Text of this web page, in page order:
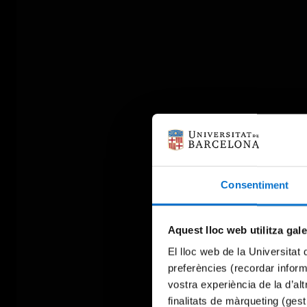
Consentiment
Aquest lloc web utilitza
El lloc web de la Universitat
preferències (recordar
vostra experiència de la
finalitats de màrqueting